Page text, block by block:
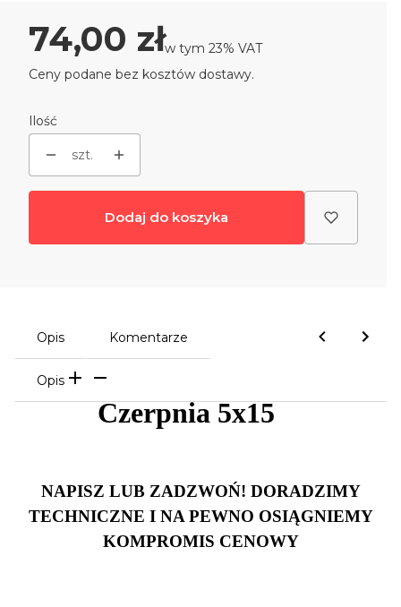
Cena
74,00 złw tym 23% VAT
w tym 23% VAT
Ceny podane bez kosztów dostawy.
Ilość
szt.
Dodaj do koszyka
Opis Komentarze
Opis
Czerpnia 5x15
NAPISZ LUB ZADZWOŃ! DORADZIMY
TECHNICZNE I NA PEWNO OSIĄGNIEMY
KOMPROMIS CENOWY